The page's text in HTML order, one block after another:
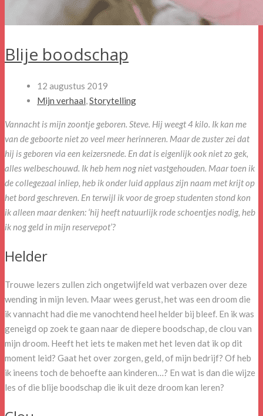
Blije boodschap
12 augustus 2019
Mijn verhaal,Storytelling
Vannacht is mijn zoontje geboren. Steve. Hij weegt 4 kilo. Ik kan me
van de geboorte niet zo veel meer herinneren. Maar de zuster zei dat
hij is geboren via een keizersnede. En dat is eigenlijk ook niet zo gek,
alles welbeschouwd. Ik heb hem nog niet vastgehouden. Maar toen ik
de collegezaal inliep, heb ik onder luid applaus zijn naam met krijt op
het bord geschreven. En terwijl ik voor de groep studenten stond kon
ik alleen maar denken: ‘hij heeft natuurlijk rode schoentjes nodig, heb
ik nog geld in mijn reservepot’?
Helder
Trouwe lezers zullen zich ongetwijfeld wat verbazen over deze
wending in mijn leven. Maar wees gerust, het was een droom die
ik vannacht had die me vanochtend heel helder bij bleef. En ik was
geneigd op zoek te gaan naar de diepere boodschap, de clou van
mijn droom. Heeft het iets te maken met het leven dat ik op dit
moment leid? Gaat het over zorgen, geld, of mijn bedrijf? Of heb
ik ineens toch de behoefte aan kinderen…? En wat is dan die wijze
les of die blije boodschap die ik uit deze droom kan leren?